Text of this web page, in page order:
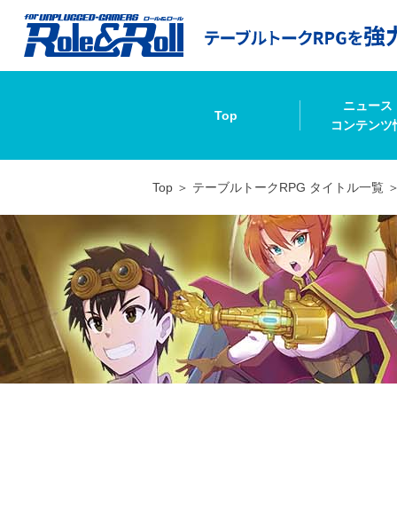
Top
ニュース
コンテンツ
Top テーブルトークRPG タイトル一覧